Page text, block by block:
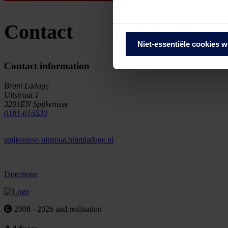
We werken samen met68
Niet-essentiële cookies
Contact
Contact information
Bram Ladage
Uitstraat 1
3201EN Spijkenisse
0181-616530
spijkenisse-uitstraat.bramladage.nl
Directions
2008 - 2026 and realisation